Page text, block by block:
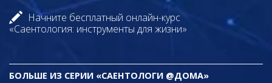
Начните бесплатный онлайн-курс
«Саентология: инструменты для жизни»
БОЛЬШЕ ИЗ СЕРИИ «САЕНТОЛОГИ @ДОМА»